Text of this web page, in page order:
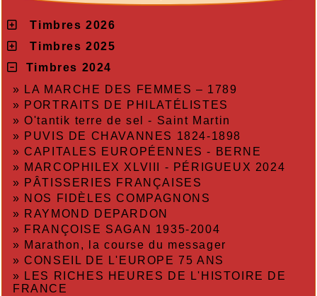
Timbres 2026
Timbres 2025
Timbres 2024
» LA MARCHE DES FEMMES – 1789
» PORTRAITS DE PHILATÉLISTES
»O'tantik terre de sel - Saint Martin
» PUVIS DE CHAVANNES 1824-1898
»CAPITALES EUROPÉENNES - BERNE
» MARCOPHILEX XLVIII - PÉRIGUEUX 2024
» PÂTISSERIES FRANÇAISES
» NOS FIDÈLES COMPAGNONS
» RAYMOND DEPARDON
» FRANÇOISE SAGAN 1935-2004
» Marathon, la course du messager
»CONSEIL DE L'EUROPE 75 ANS
» LES RICHES HEURES DE L'HISTOIRE DE
FRANCE